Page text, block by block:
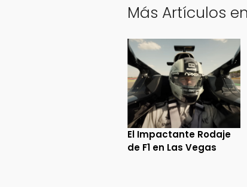
Más Artículos
El Impactante Rodaje
de F1 en Las Vegas